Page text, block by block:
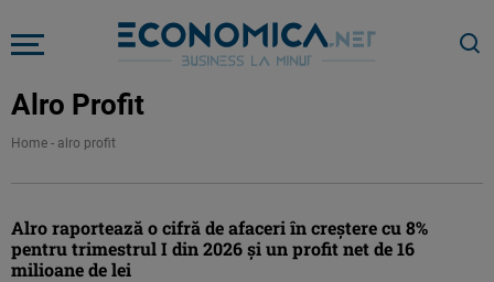
Alro Profit
Home - alro profit
Alro raportează o cifră de afaceri în creștere cu 8%
pentru trimestrul I din 2026 și un profit net de 16
milioane de lei